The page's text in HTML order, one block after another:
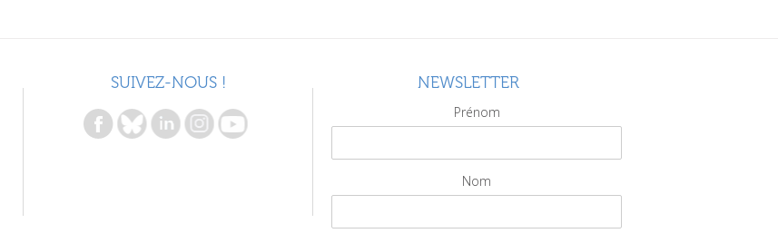
SUIVEZ-NOUS ! NEWSLETTER
Prénom
Nom